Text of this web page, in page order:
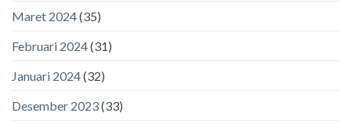
Maret 2024(35)
Februari 2024(31)
Januari 2024(32)
Desember 2023(33)